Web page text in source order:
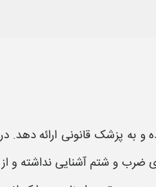
و به پزشک قانونی ارائه دهد.
ضرب و شتمآشنایی نداشته و